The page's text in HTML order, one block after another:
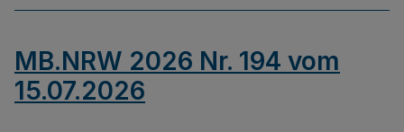
MB.NRW 2026 Nr. 194 vom
15.07.2026